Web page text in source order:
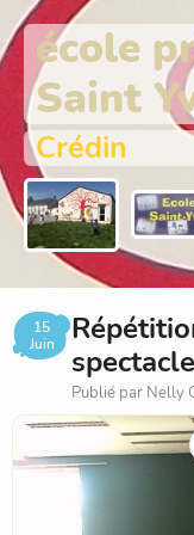
école
Saint
Crédin
15
Juin
Publié par Nelly